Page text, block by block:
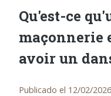
Qu'est-ce
maçonnerie
avoir un
Publicado el 12/02/2026